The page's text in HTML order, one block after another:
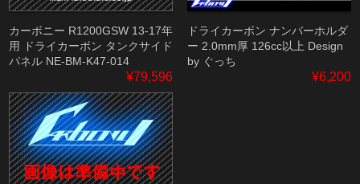
カーボニー R1200GSW 13-17年
用 ドライカーボン タンクサイド
パネル NE-BM-K47-014
¥79,596
ドライカーボン ナンバーホルダ
ー 2.0mm厚 126cc以上 Design
by ぐっち
¥6,200